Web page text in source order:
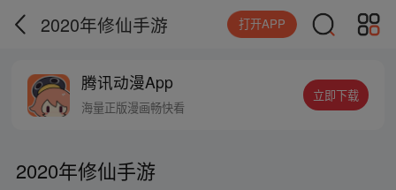
2020年修仙手游 打开APP
腾讯动漫App
海量正版漫画畅快看
立即下载
2020年修仙手游